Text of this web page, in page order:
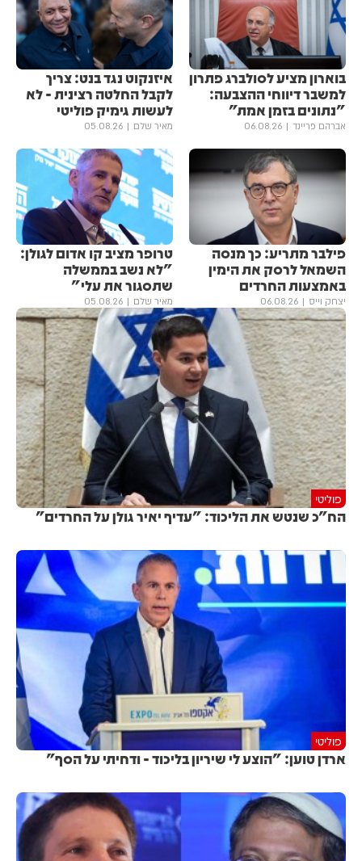
בוארון מציע לסולברג פתרון
למשבר דיווחי ההצבעה:
"נתונים בזמן אמת"
אברהם פריינד 06.08.26
איזנקוט נגד בנט: צריך
לקבל החלטה רצינית - לא
לעשות גימיק פוליטי
מאיר שלם 05.08.26
פילבר מתריע: כך מנסה
השמאל לרסק את הימין
באמצעות החרדים
יצחק וייס 06.08.26
טרופר מציב קו אדום לגולן:
"לא נשב בממשלה
שתסגור את עלי"
מאיר שלם 05.08.26
פוליטי
הח"כ שנטש את הליכוד: "עדיף יאיר גולן על החרדים"
פוליטי
ארדן טוען: "הוצע לי שיריון בליכוד - ודחיתי על הסף"